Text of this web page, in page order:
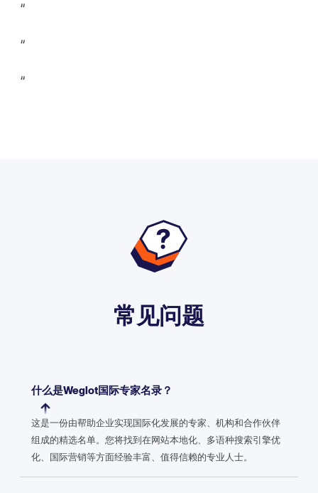
‍“
‍“
‍“
常见问题
什么是Weglot国际专家名录？
这是一份由帮助企业实现国际化发展的专家、机构和合作伙伴
组成的精选名单。您将找到在网站本地化、多语种搜索引擎优
化、国际营销等方面经验丰富、值得信赖的专业人士。